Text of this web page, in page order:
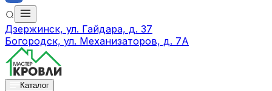
Дзержинск, ул. Гайдара, д. 37
Богородск, ул. Механизаторов, д. 7А
Каталог